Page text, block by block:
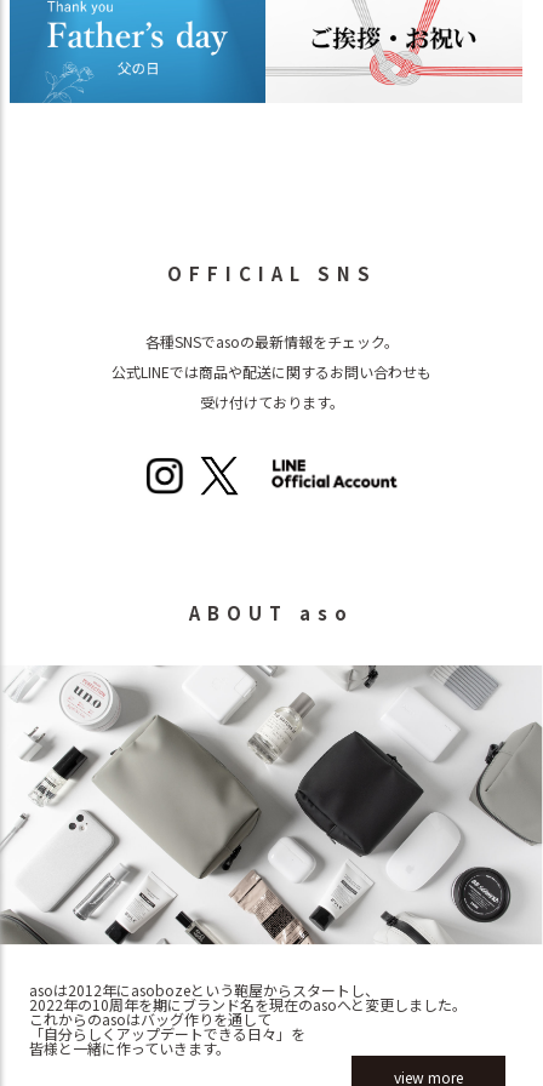
OFFICIAL SNS
各種SNSでasoの最新情報をチェック。
公式LINEでは商品や配送に関するお問い合わせも
受け付けております。
ABOUT aso
asoは2012年にasobozeという鞄屋からスタートし、
2022年の10周年を期にブランド名を現在のasoへと変更しました。
これからのasoはバッグ作りを通して
「自分らしくアップデートできる日々」を
皆様と一緒に作っていきます。
view more